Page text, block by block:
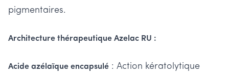
pigmentaires.
Architecture thérapeutique Azelac RU :
Acide azélaïque encapsulé : Action kératolytique